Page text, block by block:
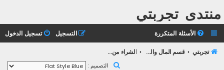
منتدى تجربتي
الأسئلة المتكررة تسجيل الدخول التسجيل
تجربتي قسم المال والأعمال الشراء من الأنترنت
التصميم :